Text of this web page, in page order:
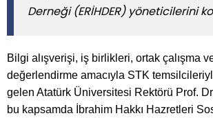
Derneği (ERİHDER) yöneticilerini
Bilgi alışverişi, iş birlikleri, ortak çalışma
değerlendirme amacıyla STK
gelen Atatürk Üniversitesi Rektörü Prof.
bu kapsamda İbrahim Hakkı Hazretleri